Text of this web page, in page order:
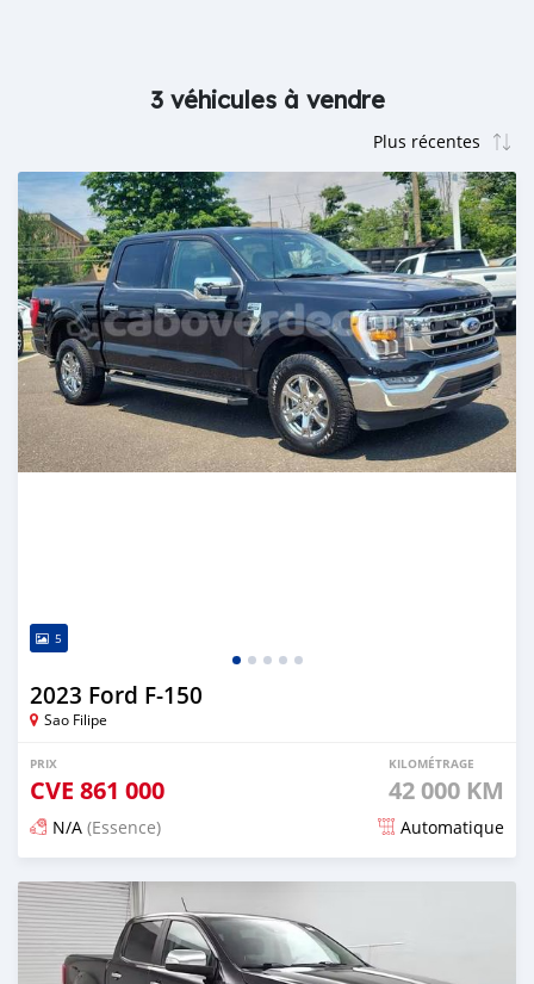
3 véhicules à vendre
5
2023 Ford F-150
Sao Filipe
PRIX
CVE 861 000
KILOMÉTRAGE
42 000 KM
N/A (Essence) Automatique
Publié il y a 4 mois